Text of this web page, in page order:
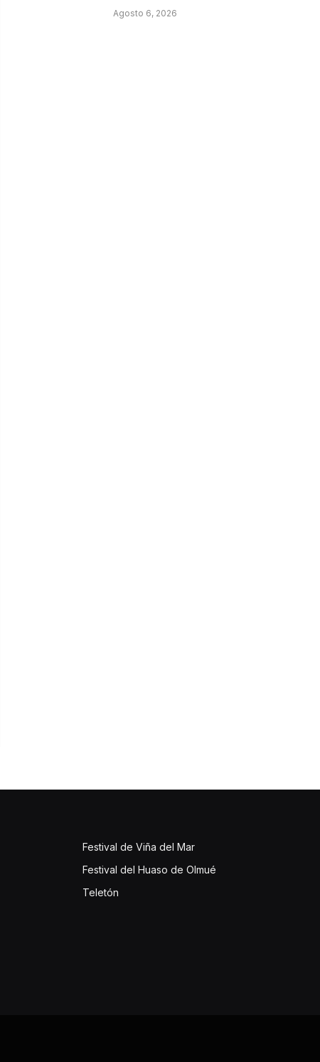
Agosto 6, 2026
Festival de Viña del Mar
Festival del Huaso de Olmué
Teletón